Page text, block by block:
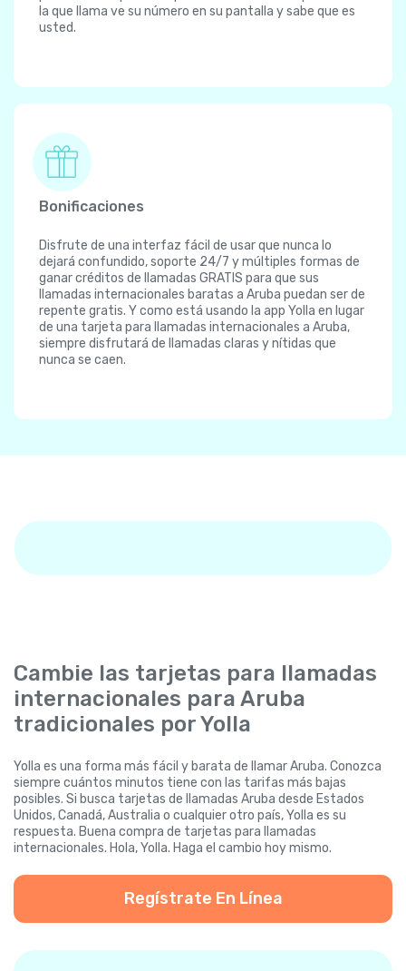
la que llama ve su número en su pantalla y sabe que es
usted.
Bonificaciones
Disfrute de una interfaz fácil de usar que nunca lo
dejará confundido, soporte 24/7 y múltiples formas de
ganar créditos de llamadas GRATIS para que sus
llamadas internacionales baratas a Aruba puedan ser de
repente gratis. Y como está usando la app Yolla en lugar
de una tarjeta para llamadas internacionales a Aruba,
siempre disfrutará de llamadas claras y nítidas que
nunca se caen.
Cambie las tarjetas para llamadas
internacionales para Aruba
tradicionales por Yolla
Yolla es una forma más fácil y barata de llamar Aruba. Conozca
siempre cuántos minutos tiene con las tarifas más bajas
posibles. Si busca tarjetas de llamadas Aruba desde Estados
Unidos, Canadá, Australia o cualquier otro país, Yolla es su
respuesta. Buena compra de tarjetas para llamadas
internacionales. Hola, Yolla. Haga el cambio hoy mismo.
Regístrate En Línea